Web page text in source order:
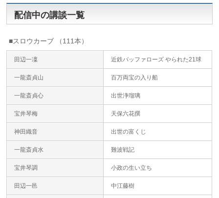
配信中の講談一覧
■スロウカーブ （111本）
田辺一凜 近鉄バッファローズ やられた21球
一龍斎貞山 百万両宝の入り船
一龍斎貞心 出世浄瑠璃
宝井琴梅 天保六花撰
神田織音 出世の富くじ
一龍斎貞水 難波戦記
宝井琴調 小政の生い立ち
田辺一邑 中江藤樹